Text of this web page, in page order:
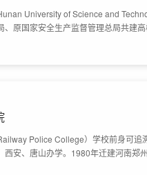
University of Science and
、原国家安全生产监督管理总局共建高
Police College）学校前身可追
西安、唐山办学。1980年迁建河南郑